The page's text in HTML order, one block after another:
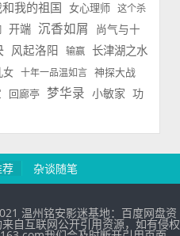
我的祖国 女心理师
这个杀
开端 沉香如屑
尚气与十
风起洛阳 输赢
长津湖之水
女 十年一品温如言 神探大战
回廊亭 梦华录 小敏家
功
荐 杂谈随笔
温州铭安影迷基地：百度网盘资
自互联网公开引用资源，如有侵权